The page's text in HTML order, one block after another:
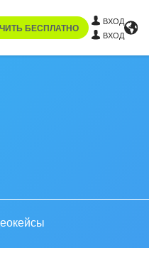
БЕСПЛАТНО
ВХОД
ВХОД